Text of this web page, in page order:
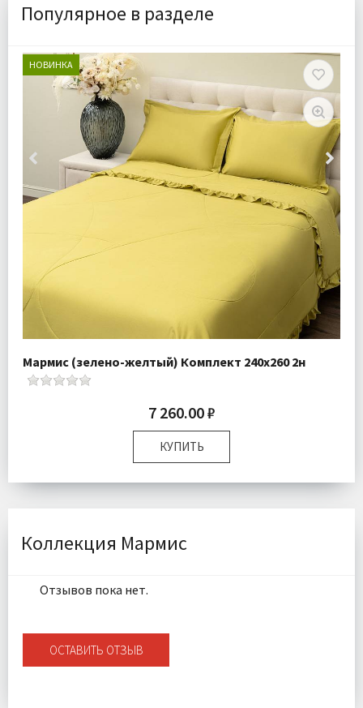
Популярное в разделе
НОВИНКА
Мармис (зелено-желтый) Комплект 240х260 2н
7 260.00 ₽
КУПИТЬ
Комплектация:
Простыня 1 шт Наволочки 2 шт
Коллекция Мармис
Отзывов пока нет.
ОСТАВИТЬ ОТЗЫВ